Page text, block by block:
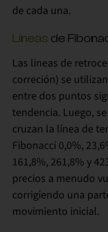
de cada una.
Líneas de
Las lineas de
correción) se
entre dos puntos
tendencia. Luego,
cruzan la línea de
Fibonacci 0,0%,
161,8%, 261,8% y
precios a menudo
corrigiendo una
movimiento inicial.